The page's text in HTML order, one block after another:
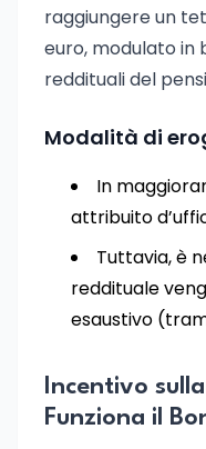
raggiungere un
euro, modulato in
reddituali del
Modalità di
In
attribuito
Tuttavia, è
reddituale
esaustivo
Incentivo
Funziona il